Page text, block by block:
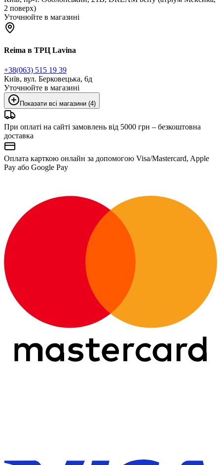
2 поверх)
Уточнюйте в магазині
Reima в ТРЦ Lavina
+38(063) 515 19 39
Київ, вул. Берковецька, 6д
Уточнюйте в магазині
Показати всі магазини (4)
При оплаті на сайті замовлень від 5000 грн – безкоштовна
доставка
Оплата карткою онлайн за допомогою Visa/Mastercard, Apple
Pay або Google Pay